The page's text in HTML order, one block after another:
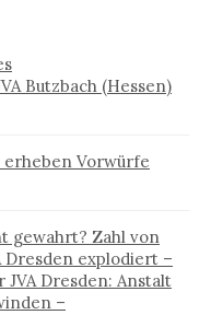
Butzbach (Hessen)
Vorwürfe
gewahrt? Zahl von
explodiert –
JVA Dresden: Anstalt
–